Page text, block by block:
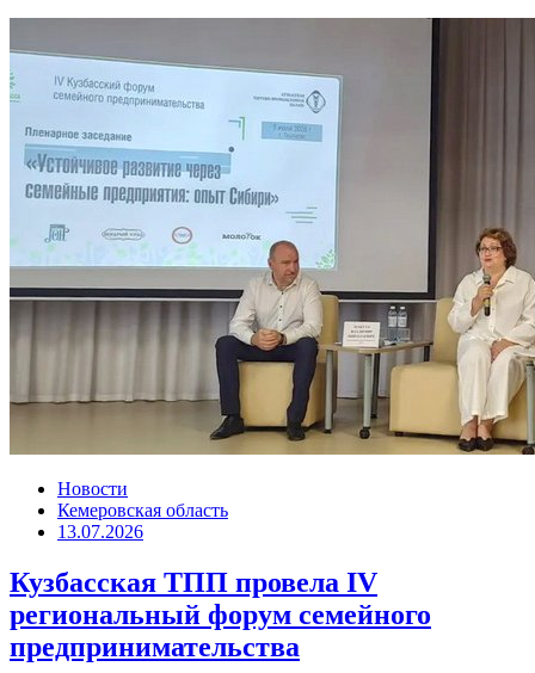
Новости
Кемеровская область
13.07.2026
Кузбасская ТПП провела IV
региональный форум семейного
предпринимательства